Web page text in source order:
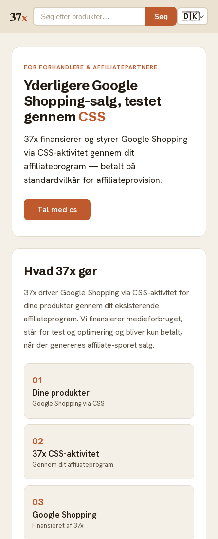
37x Søg 🇩🇰
FOR FORHANDLERE & AFFILIATEPARTNERE
Yderligere Google
Shopping-salg, testet
gennem CSS
37x finansierer og styrer Google Shopping
via CSS-aktivitet gennem dit
affiliateprogram — betalt på
standardvilkår for affiliateprovision.
Tal med os
Hvad 37x gør
37x driver Google Shopping via CSS-aktivitet for
dine produkter gennem dit eksisterende
affiliateprogram. Vi finansierer medieforbruget,
står for test og optimering og bliver kun betalt,
når der genereres affiliate-sporet salg.
01
Dine produkter
Google Shopping via CSS
02
37x CSS-aktivitet
Gennem dit affiliateprogram
03
Google Shopping
Finansieret af 37x